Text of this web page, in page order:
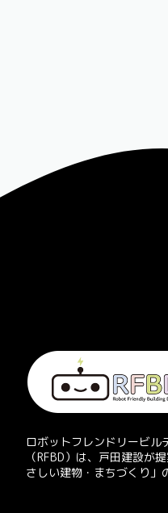
ロボットフレンドリービル
（RFBD）は、戸田建設が
さしい建物・まちづくり」